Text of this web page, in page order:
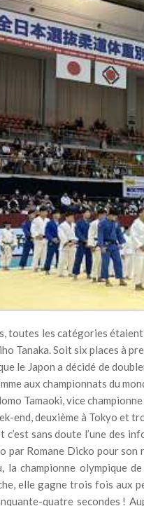
toutes les catégories
Tanaka. Soit six places à
le Japon a décidé de
aux championnats du
Tamaoki, vice
end, deuxième à Tokyo et
c’est sans doute l’une des
par Romane Dicko pour
la championne olympique
elle gagne trois fois aux
quatre secondes !